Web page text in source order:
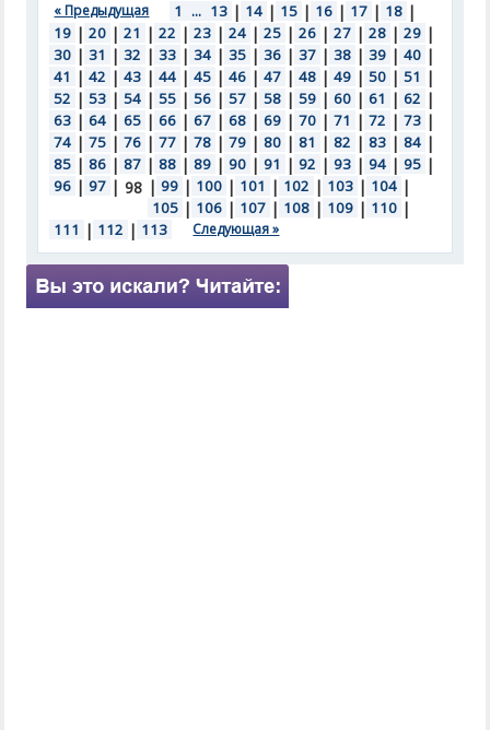
« Предыдущая 1 ... 13 | 14 | 15 | 16 | 17 | 18 |
19 | 20 | 21 | 22 | 23 | 24 | 25 | 26 | 27 | 28 | 29 |
30 | 31 | 32 | 33 | 34 | 35 | 36 | 37 | 38 | 39 | 40 |
41 | 42 | 43 | 44 | 45 | 46 | 47 | 48 | 49 | 50 | 51 |
52 | 53 | 54 | 55 | 56 | 57 | 58 | 59 | 60 | 61 | 62 |
63 | 64 | 65 | 66 | 67 | 68 | 69 | 70 | 71 | 72 | 73 |
74 | 75 | 76 | 77 | 78 | 79 | 80 | 81 | 82 | 83 | 84 |
85 | 86 | 87 | 88 | 89 | 90 | 91 | 92 | 93 | 94 | 95 |
96 | 97 | 98 | 99 | 100 | 101 | 102 | 103 | 104 |
105 | 106 | 107 | 108 | 109 | 110 |
111 | 112 | 113 Следующая »